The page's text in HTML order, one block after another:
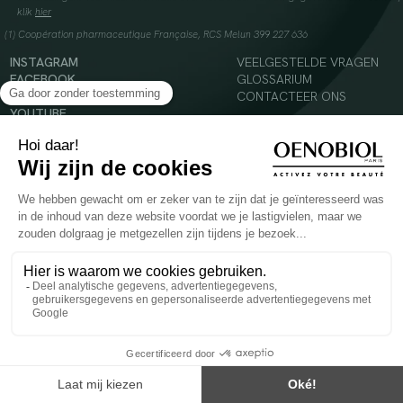
klik hier
(1) Coopération pharmaceutique Française, RCS Melun 399 227 636
INSTAGRAM
FACEBOOK
TIKTOK
YOUTUBE
VEELGESTELDE VRAGEN
GLOSSARIUM
CONTACTEER ONS
Voedingssupplement dat moet worden geconsumeerd als onderdeel van een gevarieerde,
evenwichtige voeding en een gezonde levensstijl. Aanbevolen dagelijkse dosis niet
overschrijden. Enkel voor volwassenen, buiten het bereik van kinderen houden.